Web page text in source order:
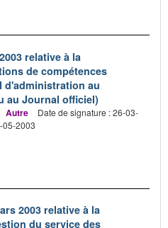
relative à la
de compétences
d'administration au
au Journal officiel)
Autre
Date de signature : 26-03-
05-2003
2003 relative à la
du service des